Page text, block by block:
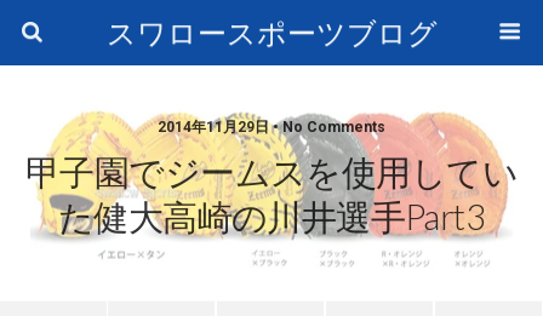
スワロースポーツブログ
2014年11月29日 • No Comments
甲子園でジームスを使用してい
た健大高崎の川井選手Part3